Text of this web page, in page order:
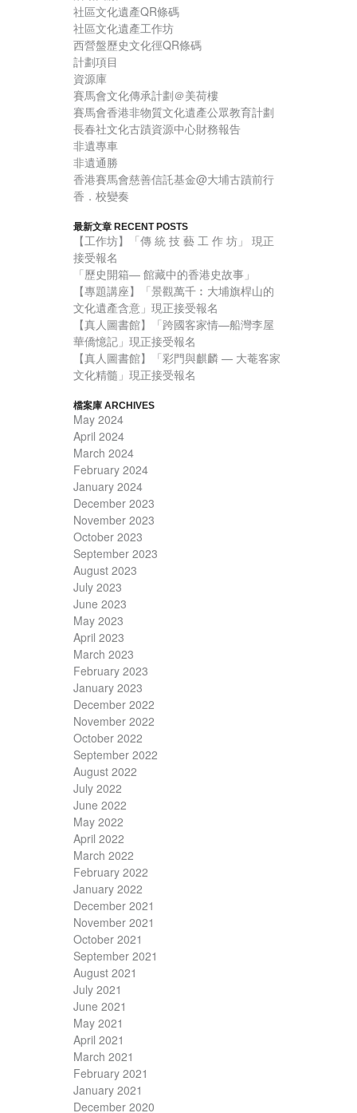
社區文化遺產QR條碼
社區文化遺產工作坊
西營盤歷史文化徑QR條碼
計劃項目
資源庫
賽馬會文化傳承計劃＠美荷樓
賽馬會香港非物質文化遺產公眾教育計劃
長春社文化古蹟資源中心財務報告
非遺專車
非遺通勝
香港賽馬會慈善信託基金@大埔古蹟前行
香．校變奏
最新文章 RECENT POSTS
【工作坊】「傳 統 技 藝 工 作 坊」 現正
接受報名
「歷史開箱— 館藏中的香港史故事」
【專題講座】「景觀萬千︰大埔旗桿山的
文化遺產含意」現正接受報名
【真人圖書館】「跨國客家情—船灣李屋
華僑憶記」現正接受報名
【真人圖書館】「彩門與麒麟 — 大菴客家
文化精髓」現正接受報名
檔案庫 ARCHIVES
May 2024
April 2024
March 2024
February 2024
January 2024
December 2023
November 2023
October 2023
September 2023
August 2023
July 2023
June 2023
May 2023
April 2023
March 2023
February 2023
January 2023
December 2022
November 2022
October 2022
September 2022
August 2022
July 2022
June 2022
May 2022
April 2022
March 2022
February 2022
January 2022
December 2021
November 2021
October 2021
September 2021
August 2021
July 2021
June 2021
May 2021
April 2021
March 2021
February 2021
January 2021
December 2020